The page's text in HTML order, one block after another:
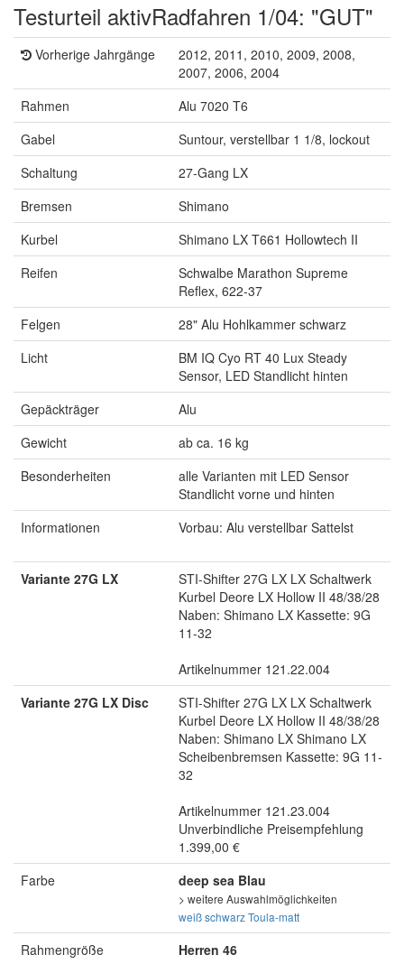
Testurteil aktivRadfahren 1/04: "GUT"
Vorherige Jahrgänge
2012, 2011, 2010, 2009, 2008,
2007, 2006, 2004
Rahmen
Alu 7020 T6
Gabel
Suntour, verstellbar 1 1/8, lockout
Schaltung
27-Gang LX
Bremsen
Shimano
Kurbel
Shimano LX T661 Hollowtech II
Reifen
Schwalbe Marathon Supreme
Reflex, 622-37
Felgen
28" Alu Hohlkammer schwarz
Licht
BM IQ Cyo RT 40 Lux Steady
Sensor, LED Standlicht hinten
Gepäckträger
Alu
Gewicht
ab ca. 16 kg
Besonderheiten
alle Varianten mit LED Sensor
Standlicht vorne und hinten
Informationen
Vorbau: Alu verstellbar Sattelst
Variante 27G LX
STI-Shifter 27G LX LX Schaltwerk
Kurbel Deore LX Hollow II 48/38/28
Naben: Shimano LX Kassette: 9G
11-32
Artikelnummer 121.22.004
Variante 27G LX Disc
STI-Shifter 27G LX LX Schaltwerk
Kurbel Deore LX Hollow II 48/38/28
Naben: Shimano LX Shimano LX
Scheibenbremsen Kassette: 9G 11-
32
Artikelnummer 121.23.004
Unverbindliche Preisempfehlung
1.399,00 €
Farbe
deep sea Blau
> weitere Auswahlmöglichkeiten
weißschwarzToula-matt
Rahmengröße Herren 46